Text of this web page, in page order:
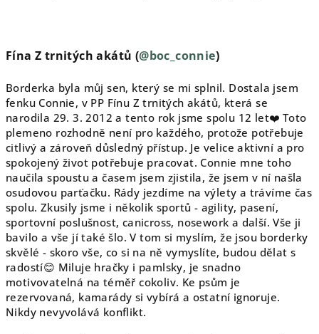
Fína Z trnitých akátů (@boc_connie)
Borderka byla můj sen, který se mi splnil. Dostala jsem
fenku Connie, v PP Fínu Z trnitých akátů, která se
narodila 29. 3. 2012 a tento rok jsme spolu 12 let❤️ Toto
plemeno rozhodně není pro každého, protože potřebuje
citlivý a zároveň důsledný přístup. Je velice aktivní a pro
spokojený život potřebuje pracovat. Connie mne toho
naučila spoustu a časem jsem zjistila, že jsem v ní našla
osudovou parťačku. Rády jezdíme na výlety a trávíme čas
spolu. Zkusily jsme i několik sportů - agility, pasení,
sportovní poslušnost, canicross, nosework a další. Vše ji
bavilo a vše jí také šlo. V tom si myslím, že jsou borderky
skvělé - skoro vše, co si na ně vymyslíte, budou dělat s
radostí😊 Miluje hračky i pamlsky, je snadno
motivovatelná na téměř cokoliv. Ke psům je
rezervovaná, kamarády si vybírá a ostatní ignoruje.
Nikdy nevyvolává konflikt.